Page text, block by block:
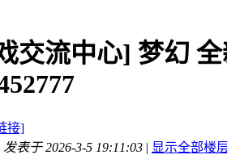
交流中心] 梦幻
接]
发表于 2026-3-5 19:11:03 | 显示全部楼